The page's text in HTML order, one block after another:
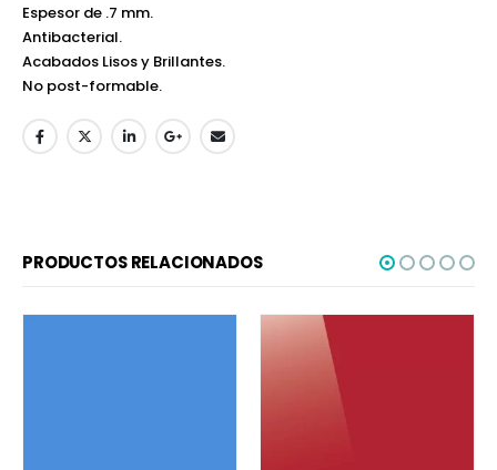
Espesor de .7 mm.
Antibacterial.
Acabados Lisos y Brillantes.
No post-formable.
PRODUCTOS RELACIONADOS